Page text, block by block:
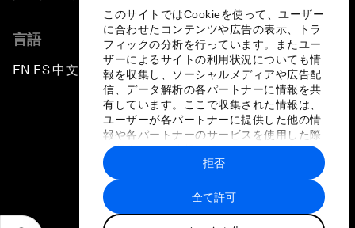
このサイトではCookieを使って、ユーザー
に合わせたコンテンツや広告の表示、トラ
フィックの分析を行っています。またユー
ザーによるサイトの利用状況についても情
報を収集し、ソーシャルメディアや広告配
信、データ解析の各パートナーに情報を共
有しています。ここで収集された情報は、
ユーザーが各パートナーに提供した他の情
報や各パートナーのサービスを使用した際
に収集された情報と組み合わされ、各パー
トナーによって使用されることがありま
す。
全て許可
拒否
言語
EN ▪ ES▪中文▪ 日本語
プライバシーポリシーと利用規約
サイトマップ